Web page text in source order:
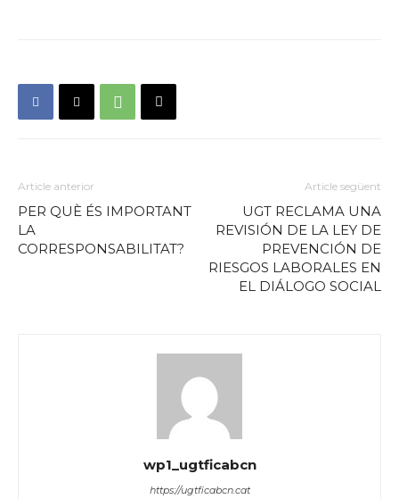
Article anterior
PER QUÈ ÉS IMPORTANT
LA
CORRESPONSABILITAT?
Article següent
UGT RECLAMA UNA
REVISIÓN DE LA LEY DE
PREVENCIÓN DE
RIESGOS LABORALES EN
EL DIÁLOGO SOCIAL
wp1_ugtficabcn
https://ugtficabcn.cat